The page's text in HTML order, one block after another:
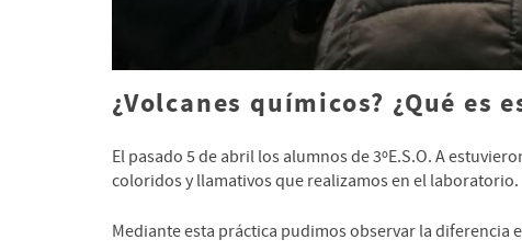
¿Volcanes químicos? ¿Qué es
El pasado 5 de abril los alumnos de 3ºE.S.O. A
coloridos y llamativos que realizamos en el laboratorio.
Mediante esta práctica pudimos observar la